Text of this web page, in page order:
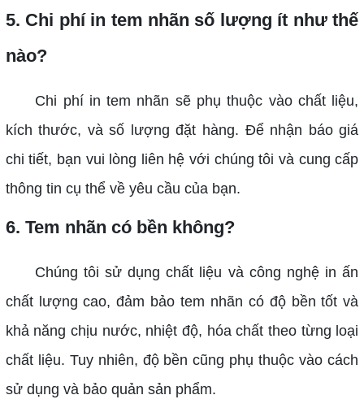
5. Chi phí in tem nhãn số lượng ít như thế
nào?
Chi phí in tem nhãn sẽ phụ thuộc vào chất liệu,
kích thước, và số lượng đặt hàng. Để nhận báo giá
chi tiết, bạn vui lòng liên hệ với chúng tôi và cung cấp
thông tin cụ thể về yêu cầu của bạn.
6. Tem nhãn có bền không?
Chúng tôi sử dụng chất liệu và công nghệ in ấn
chất lượng cao, đảm bảo tem nhãn có độ bền tốt và
khả năng chịu nước, nhiệt độ, hóa chất theo từng loại
chất liệu. Tuy nhiên, độ bền cũng phụ thuộc vào cách
sử dụng và bảo quản sản phẩm.